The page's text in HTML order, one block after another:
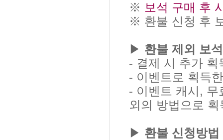
※ 보석 구매 후
※ 환불 신청 후
▶ 환불 제외 보
- 결제 시 추가 획
- 이벤트로 획득
- 이벤트 캐시,
외의 방법으로
▶ 환불 신청방법